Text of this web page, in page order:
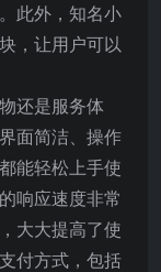
此外，知名小
，让用户可以
还是服务体
面简洁、操作
能轻松上手使
响应速度非常
大大提高了使
付方式，包括